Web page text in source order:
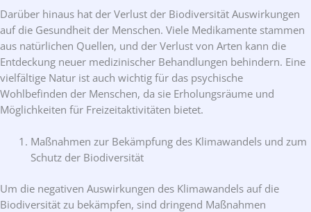
Darüber hinaus hat der Verlust der Biodiversität Auswirkungen
auf die Gesundheit der Menschen. Viele Medikamente stammen
aus natürlichen Quellen, und der Verlust von Arten kann die
Entdeckung neuer medizinischer Behandlungen behindern. Eine
vielfältige Natur ist auch wichtig für das psychische
Wohlbefinden der Menschen, da sie Erholungsräume und
Möglichkeiten für Freizeitaktivitäten bietet.
Maßnahmen zur Bekämpfung des Klimawandels und zum
Schutz der Biodiversität
Um die negativen Auswirkungen des Klimawandels auf die
Biodiversität zu bekämpfen, sind dringend Maßnahmen